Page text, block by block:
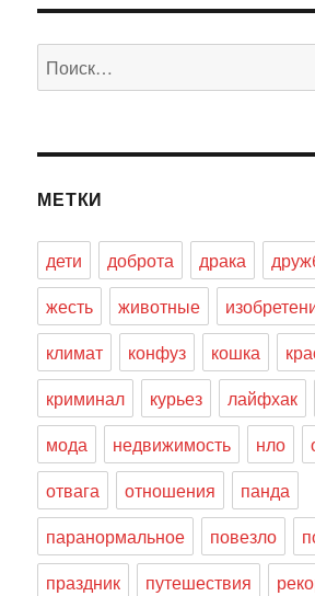
Искать:
МЕТКИ
дети доброта драка
жесть
животные
климат
конфуз кошка
криминал
курьез лайфхак
мода
недвижимость нло
отвага
отношения
панда
паранормальное
повезло
праздник
путешествия